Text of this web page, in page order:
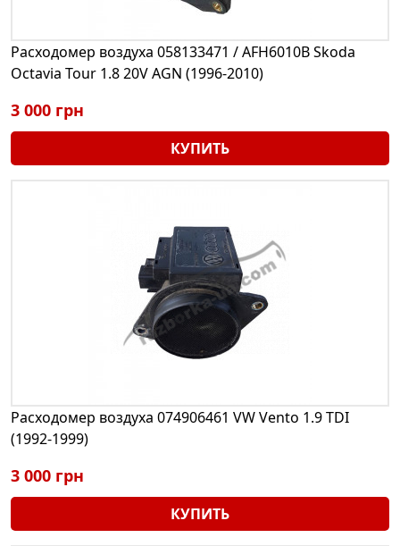
Расходомер воздуха 058133471 / AFH6010B Skoda
Octavia Tour 1.8 20V AGN (1996-2010)
3 000 грн
КУПИТЬ
Расходомер воздуха 074906461 VW Vento 1.9 TDI
(1992-1999)
3 000 грн
КУПИТЬ